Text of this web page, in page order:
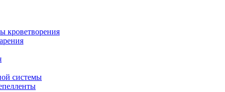
кроветворения
системы